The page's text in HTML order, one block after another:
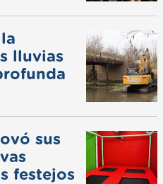
lluvias
sus
festejos